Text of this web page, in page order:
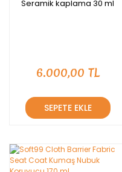
Seramik kaplama 30 ml
6.000,00 TL
SEPETE EKLE